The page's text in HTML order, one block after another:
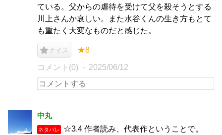
ている。父からの虐待を受けて父を殺そうとする
川上さんか哀しい。また水谷くんの生き方もとて
も重たく大変なものだと感じた。
ナイス ★8
コメント(0) 2025/06/12
中丸
ネタバレ
☆3.4 作者読み、代表作ということで。